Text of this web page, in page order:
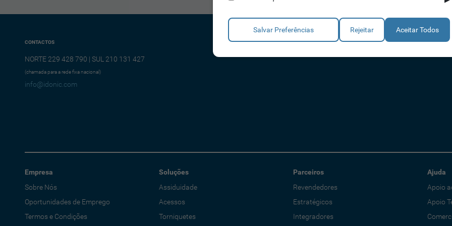
CONTACTOS
NORTE 229 428 790 | SUL 210 131 427
(chamada para a rede fixa nacional)
info@idonic.com
Empresa
Sobre Nós
Oportunidades de Emprego
Termos e Condições
Soluções
Assiduidade
Acessos
Torniquetes
Parceiros
Revendedores
Estratégicos
Integradores
Ajuda
Apoio
Apoio
Salvar Preferências Rejeitar Aceitar Todos